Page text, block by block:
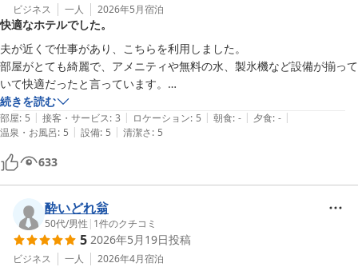
•清潔面は、行き届いてないなどの口コミを見ましたが
そんなことは全くなくとても綺麗でした。
お風呂の匂いを書かれてる方もいましたが、改善されたのでしょう。問
題なかったです。
•宿泊者に嬉しいサービスが幾つかありましたので書いておきます。
↓
①チェックアウト後でも、周辺で買い物やお出かけの間
荷物を受付で預けること出来る。
②ロビー珈琲は宿泊者は¥100で飲むことが出来る。
(非宿泊者は¥400の支払いが必要です)
③チェックイン時、入浴剤1つとペットボトル水1本、
コットンと綿棒のセット一袋が貰えます。
なんと言っても、阪急と大丸の間に位置しており、
ビジネス 一人 2026年5月宿泊
快適なホテルでした。
夫が近くで仕事があり、こちらを利用しました。
部屋がとても綺麗で、アメニティや無料の水、製氷機など設備が揃って
いて快適だったと言っています。
ただ、他の方も書かれている通り、受付の方の対応があまり良い接客で
続きを読む
部屋: 5 | 接客・サービス: 3 | ロケーション: 5 | 朝食: - | 夕食: - |
温泉・お風呂: 5 | 設備: 5 | 清潔さ: 5
633
酔いどれ翁
50代/男性 | 1件のクチコミ
5 2026年5月19日投稿
ビジネス 一人 2026年4月宿泊